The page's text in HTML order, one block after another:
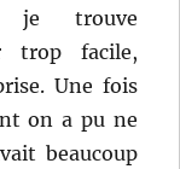
je trouve
trop facile,
Une fois
on a pu ne
beaucoup